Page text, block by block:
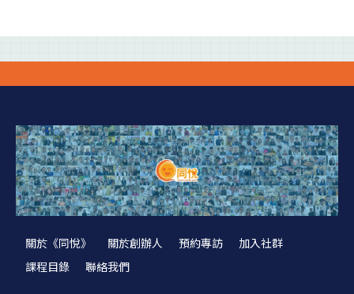
關於《同悅》 關於創辦人 預約專訪
加入社群
課程目錄
聯絡我們